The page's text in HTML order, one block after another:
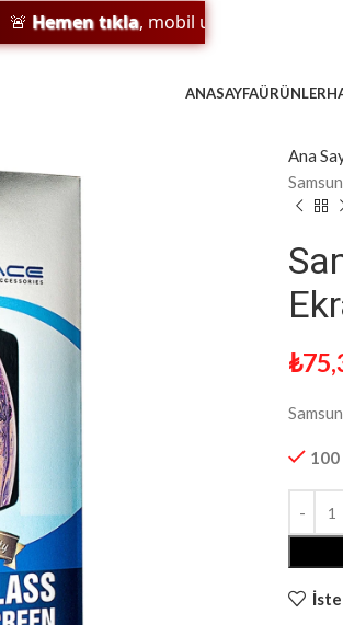
Hemen tıkla, mobil uygulamamızı indir;
ANASAYFAÜRÜNLER
Ana
₺